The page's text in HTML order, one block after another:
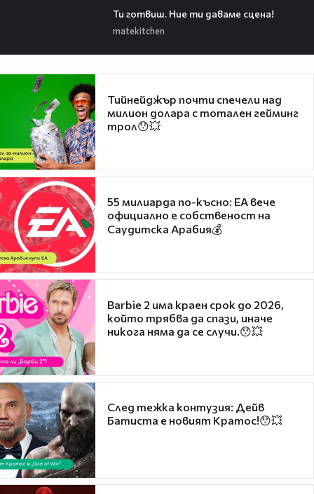
Ти готвиш. Ние ти даваме сцена!
matekitchen
Тийнейджър почти спечели над
милион долара с тотален гейминг
трол😯💥
55 милиарда по-късно: EA вече
официално е собственост на
Саудитска Арабия💰
Barbie 2 има краен срок до 2026,
който трябва да спази, иначе
никога няма да се случи.😯💥
След тежка контузия: Дейв
Батиста е новият Кратос!😯💥